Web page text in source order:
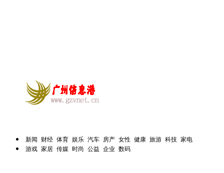
新闻 财经 体育 娱乐 汽车 房产 女性 健康 旅游 科技 家电
游戏 家居 传媒 时尚 公益 企业 数码